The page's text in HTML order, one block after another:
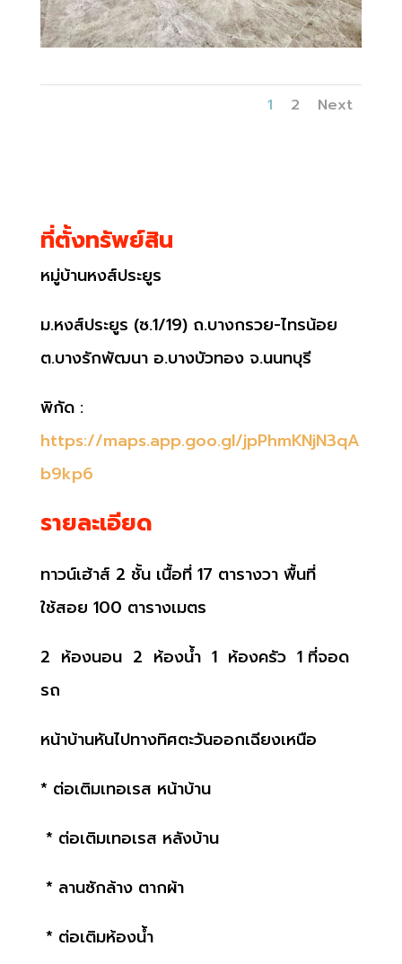
1 2 Next
ที่ตั้งทรัพย์สิน
หมู่บ้านหงส์ประยูร
ม.หงส์ประยูร (ซ.1/19) ถ.บางกรวย-ไทรน้อย
ต.บางรักพัฒนา อ.บางบัวทอง จ.นนทบุรี
พิกัด :
https://maps.app.goo.gl/jpPhmKNjN3qA
b9kp6
รายละเอียด
ทาวน์เฮ้าส์ 2 ชั้น เนื้อที่ 17 ตารางวา พื้นที่
ใช้สอย 100 ตารางเมตร
2 ห้องนอน 2 ห้องน้ำ 1 ห้องครัว 1 ที่จอด
รถ
หน้าบ้านหันไปทางทิศตะวันออกเฉียงเหนือ
* ต่อเติมเทอเรส หน้าบ้าน
* ต่อเติมเทอเรส หลังบ้าน
* ลานซักล้าง ตากผ้า
* ต่อเติมห้องน้ำ